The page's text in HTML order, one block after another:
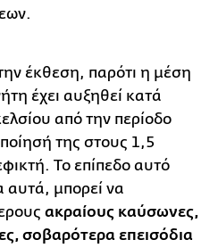
έκθεση, παρότι η μέση
έχει αυξηθεί κατά
από την περίοδο
της στους 1,5
Το επίπεδο αυτό
αυτά, μπορεί να
ακραίους καύσωνες,
σοβαρότερα επεισόδια